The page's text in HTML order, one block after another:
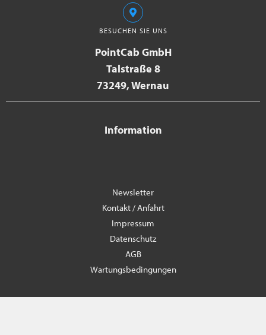
BESUCHEN SIE UNS
PointCab GmbH
Talstraße 8
73249, Wernau
Information
Newsletter
Kontakt / Anfahrt
Impressum
Datenschutz
AGB
Wartungsbedingungen